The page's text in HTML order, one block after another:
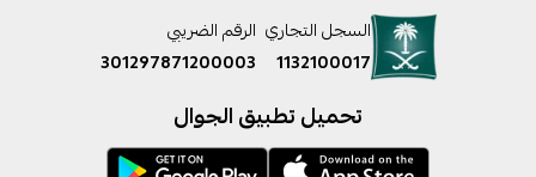
السجل التجاري
1132100017
الرقم الضريبي
301297871200003
تحميل تطبيق الجوال